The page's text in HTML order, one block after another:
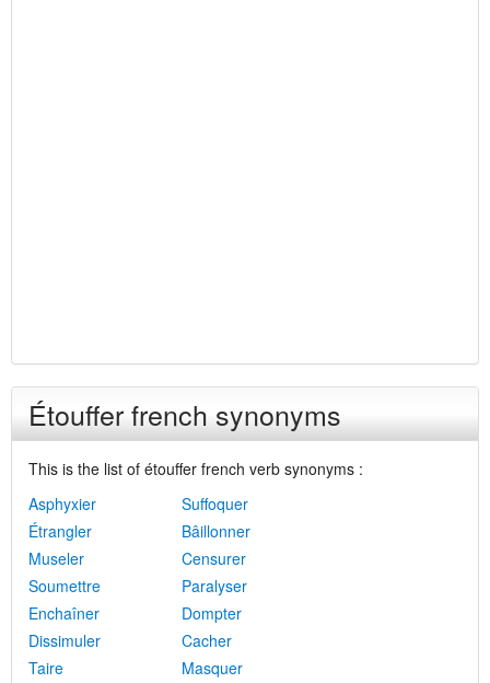
Étouffer french synonyms
This is the list of étouffer french verb synonyms :
Asphyxier
Suffoquer
Étrangler
Bâillonner
Museler
Censurer
Soumettre
Paralyser
Enchaîner
Dompter
Dissimuler
Cacher
Taire
Masquer